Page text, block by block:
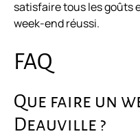
satisfaire tous les goûts
week-end réussi.
FAQ
Que faire un
Deauville ?